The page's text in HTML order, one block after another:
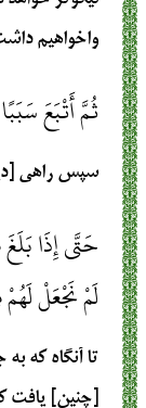
واخواهيم داشت
ثُمَّ أَتْبَعَ سَبَبًا
سپس راهى
حَتَّى إِذَا
لَمْ نَجْعَلْ
تا آنگاه كه
[چنين] يافت